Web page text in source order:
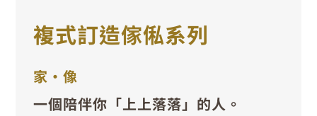
複式訂造傢俬系列
家•像
一個陪伴你「上上落落」的人。